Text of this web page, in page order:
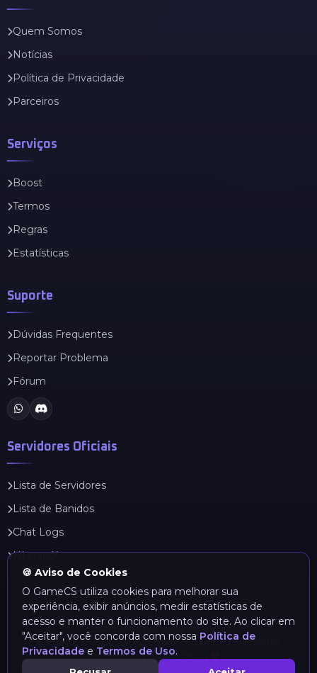
Quem Somos
Notícias
Política de Privacidade
Parceiros
Serviços
Boost
Termos
Regras
Estatísticas
Suporte
Dúvidas Frequentes
Reportar Problema
Fórum
Servidores Oficiais
Lista de Servidores
Lista de Banidos
Chat Logs
HLstatsX
Distribuído por www.hst.srv.br
GameCS © 2022 - 2026 - Todos os direitos reservados
Desenvolvido por bILOs
🍪 Aviso de Cookies
O GameCS utiliza cookies para melhorar sua
experiência, exibir anúncios, medir estatísticas de
acesso e manter o funcionamento do site. Ao clicar em
"Aceitar", você concorda com nossa Política de
Privacidade e Termos de Uso.